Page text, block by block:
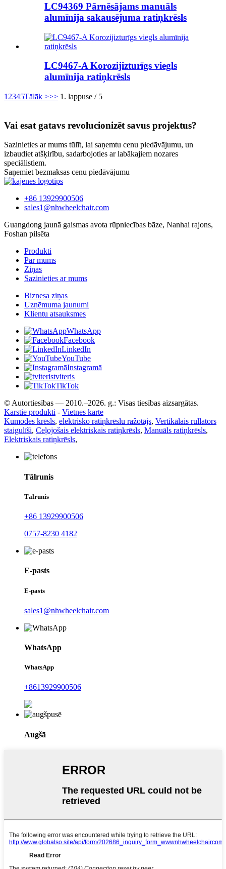
LC94369 Pārnēsājams manuāls
alumīnija sakausējuma ratiņkrēsls
LC9467-A Korozijizturīgs viegls
alumīnija ratiņkrēsls
1 2345Tālāk >>> 1. lappuse / 5
Vai esat gatavs revolucionizēt savus projektus?
Sazinieties ar mums tūlīt, lai saņemtu cenu piedāvājumu, un
izbaudiet atšķirību, sadarbojoties ar labākajiem nozares
speciālistiem.
Saņemiet bezmaksas cenu piedāvājumu
+86 13929900506
sales1@nhwheelchair.com
Guangdong jaunā gaismas avota rūpniecības bāze, Nanhai rajons,
Foshan pilsēta
Produkti
Par mums
Ziņas
Sazinieties ar mums
Biznesa ziņas
Uzņēmuma jaunumi
Klientu atsauksmes
WhatsApp
Facebook
LinkedIn
YouTube
Instagramā
tviteris
TikTok
© Autortiesības — 2010.–2026. g.: Visas tiesības aizsargātas.
Karstie produkti - Vietnes karte
Kumodes krēsls, elektrisko ratiņkrēslu ražotājs, Vertikālais rullators
staigulīši, Ceļojošais elektriskais ratiņkrēsls, Manuāls ratiņkrēsls,
Elektriskais ratiņkrēsls,
Tālrunis
Tālrunis
+86 13929900506
0757-8230 4182
E-pasts
E-pasts
sales1@nhwheelchair.com
WhatsApp
WhatsApp
+8613929900506
Augšā